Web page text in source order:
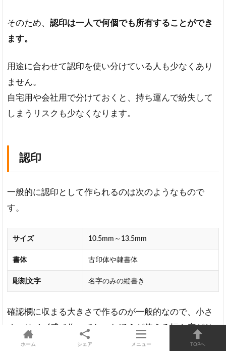
そのため、 認印は一人で何個でも所有することができ
ます。
用途に合わせて認印を使い分けている人も少なくあり
ません。
自宅用や会社用で分けておくと、持ち運んで紛失して
しまうリスクも少なくなります。
認印
一般的に認印として作られるのは次のようなもので
す。
サイズ 10.5mm～13.5mm
書体 古印体や隷書体
彫刻文字 名字のみの縦書き
確認欄に収まる大きさで作るのが一般的なので、小さ
めのサイズ感で作っておいたほうが使える幅も広がり
ます。
ホーム シェア メニュー TOPへ